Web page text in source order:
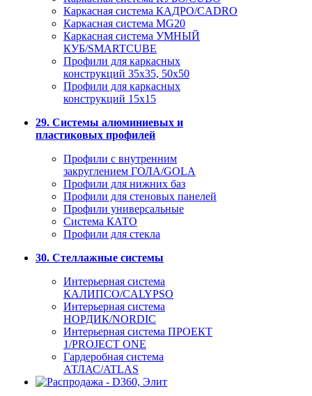
Каркасная система КАДРО/CADRO
Каркасная система MG20
Каркасная система УМНЫЙ
КУБ/SMARTCUBE
Профили для каркасных
конструкций 35x35, 50x50
Профили для каркасных
конструкций 15х15
29. Системы алюминиевых и
пластиковых профилей
Профили с внутренним
закруглением ГОЛА/GOLA
Профили для нижних баз
Профили для стеновых панелей
Профили универсальные
Система КАТО
Профили для стекла
30. Стеллажные системы
Интерьерная система
КАЛИПСО/CALYPSO
Интерьерная система
НОРДИК/NORDIC
Интерьерная система ПРОЕКТ
1/PROJECT ONE
Гардеробная система
АТЛАС/ATLAS